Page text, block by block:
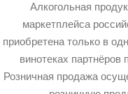
Алкогольная
маркетплейса
приобретена только в
винотеках
Розничная продажа